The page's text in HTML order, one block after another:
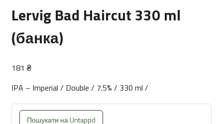
Lervig Bad Haircut 330 ml
(банка)
181 ₴
IPA – Imperial / Double / 7.5% / 330 ml /
Пошукати на Untappd